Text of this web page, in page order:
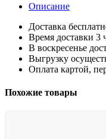
Описание
Доставка
Время доставки 3
В воскресенье
Выгрузку
Оплата картой,
Похожие товары